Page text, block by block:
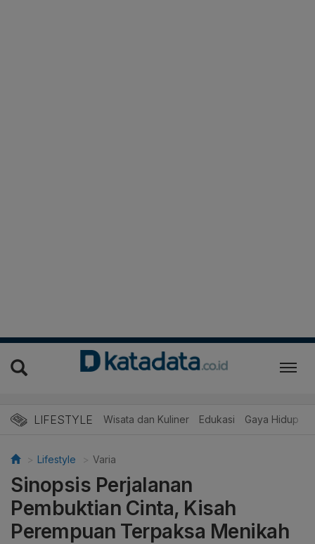
LIFESTYLE Wisata dan Kuliner Edukasi Gaya Hidup
Lifestyle Varia
Sinopsis Perjalanan
Pembuktian Cinta, Kisah
Perempuan Terpaksa Menikah